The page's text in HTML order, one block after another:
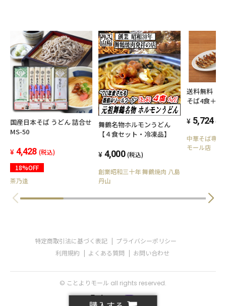
国産日本そば うどん 詰合せ
MS-50
4,428 (税込)
18%OFF
茶乃逢
舞鶴名物ホルモンうどん
【４食セット・冷凍品】
4,000 (税込)
創業昭和三十年 舞鶴焼肉 八島
丹山
送料無料【
そば4食＋冷
5,724 (税
中華そば専門
モール店
特定商取引法に基づく表記
プライバシーポリシー
利用規約
よくある質問 お問い合わせ
© ことよりモール all rights reserved.